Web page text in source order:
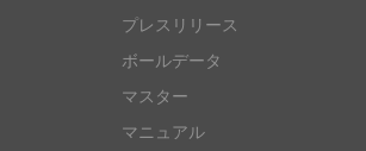
プレスリリース
ボールデータ
マスター
マニュアル